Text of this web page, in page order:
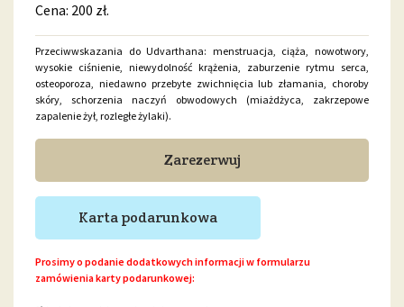
Cena: 200 zł.
Przeciwwskazania do Udvarthana: menstruacja, ciąża, nowotwory,
wysokie ciśnienie, niewydolność krążenia, zaburzenie rytmu serca,
osteoporoza, niedawno przebyte zwichnięcia lub złamania, choroby
skóry, schorzenia naczyń obwodowych (miażdżyca, zakrzepowe
zapalenie żył, rozległe żylaki).
Zarezerwuj
Karta podarunkowa
Prosimy o podanie dodatkowych informacji w formularzu
zamówienia karty podarunkowej: